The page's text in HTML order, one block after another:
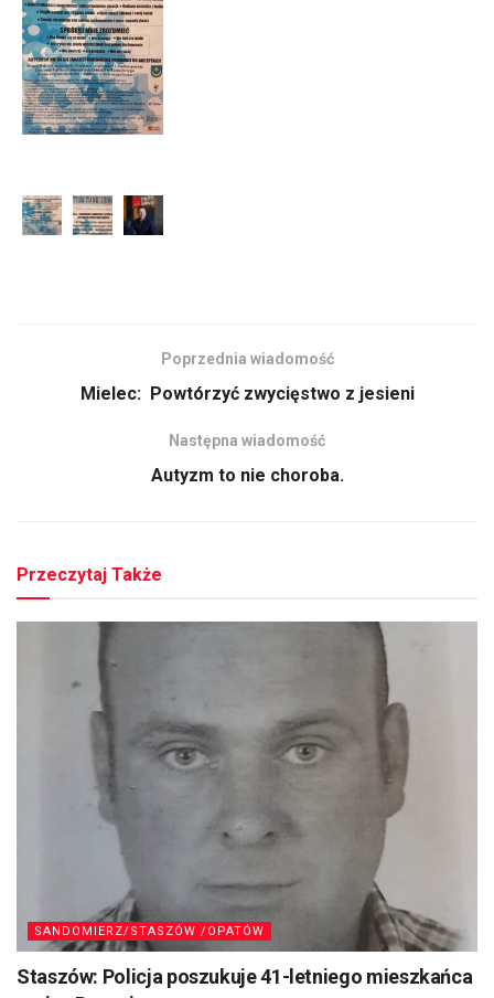
Poprzednia wiadomość
Mielec: Powtórzyć zwycięstwo z jesieni
Następna wiadomość
Autyzm to nie choroba.
Przeczytaj Także
SANDOMIERZ/STASZÓW /OPATÓW
Staszów: Policja poszukuje 41-letniego mieszkańca